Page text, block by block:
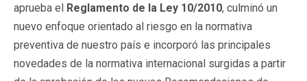
aprueba el Reglamento de la Ley 10/2010, culminó un
nuevo enfoque orientado al riesgo en la normativa
preventiva de nuestro país e incorporó las principales
novedades de la normativa internacional surgidas a partir